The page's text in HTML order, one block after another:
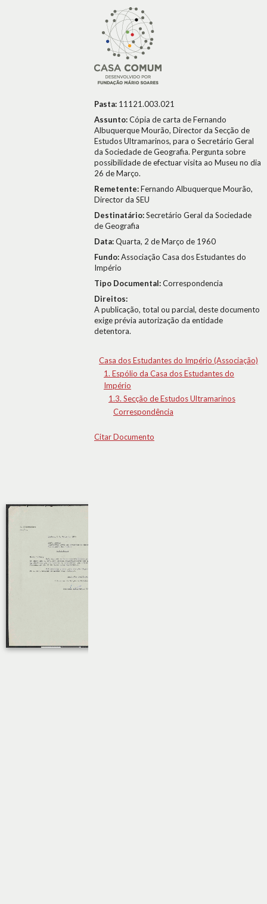
Pasta: 11121.003.021
Assunto:Cópia de carta de Fernando
Albuquerque Mourão, Director da Secção de
Estudos Ultramarinos, para o Secretário Geral
da Sociedade de Geografia. Pergunta sobre
possibilidade de efectuar visita ao Museu no dia
26 de Março.
Remetente:Fernando Albuquerque Mourão,
Director da SEU
Destinatário:Secretário Geral da Sociedade
de Geografia
Data:Quarta, 2 de Março de 1960
Fundo:Associação Casa dos Estudantes do
Império
Tipo Documental:Correspondencia
Direitos:
A publicação, total ou parcial, deste documento
exige prévia autorização da entidade
detentora.
Casa dos Estudantes do Império (Associação)
1. Espólio da Casa dos Estudantes do
Império
1.3. Secção de Estudos Ultramarinos
Correspondência
Citar Documento